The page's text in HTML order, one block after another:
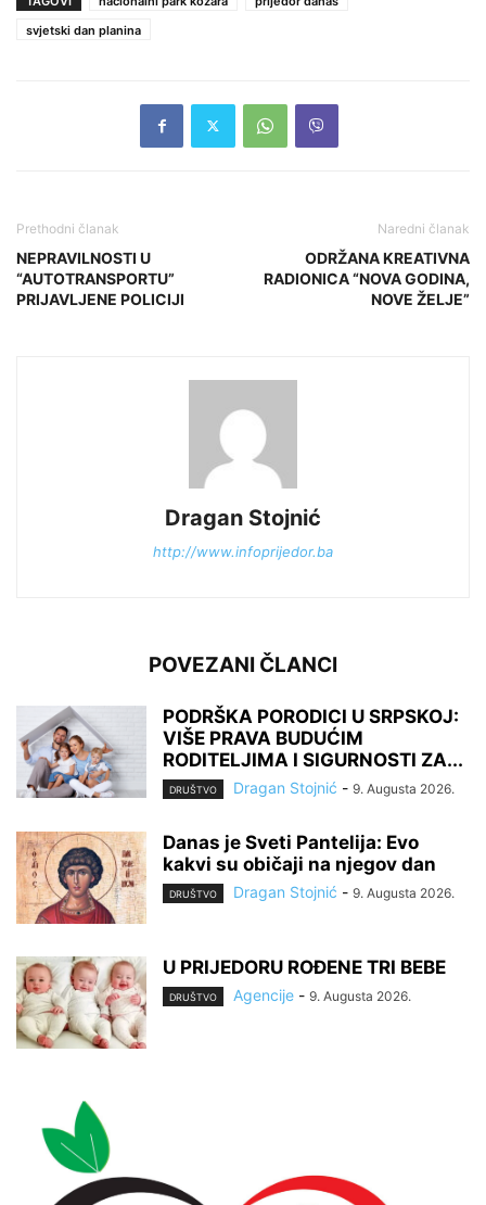
svjetski dan planina
Prethodni članak
NEPRAVILNOSTI U
“AUTOTRANSPORTU”
PRIJAVLJENE POLICIJI
Naredni članak
ODRŽANA KREATIVNA
RADIONICA “NOVA GODINA,
NOVE ŽELJE”
Dragan Stojnić
http://www.infoprijedor.ba
POVEZANI ČLANCI
PODRŠKA PORODICI U SRPSKOJ:
VIŠE PRAVA BUDUĆIM
RODITELJIMA I SIGURNOSTI ZA...
DRUŠTVO Dragan Stojnić - 9. Augusta 2026.
Danas je Sveti Pantelija: Evo
kakvi su običaji na njegov dan
DRUŠTVO Dragan Stojnić - 9. Augusta 2026.
U PRIJEDORU ROĐENE TRI BEBE
DRUŠTVO Agencije - 9. Augusta 2026.